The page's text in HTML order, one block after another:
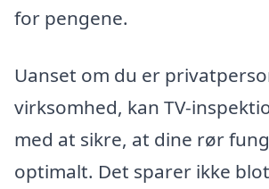
for pengene.
Uanset om du er
virksomhed, kan TV-
med at sikre, at dine rør
optimalt. Det sparer ikke